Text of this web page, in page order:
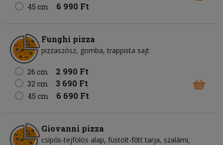
45 cm 6 990 Ft
Funghi pizza
pizzaszósz gomba trappista sajt
26 cm 2 990 Ft
32 cm 3 690 Ft
45 cm 6 690 Ft
Giovanni pizza
csípős-tejfölös alap füstölt-főtt tarja szalámi